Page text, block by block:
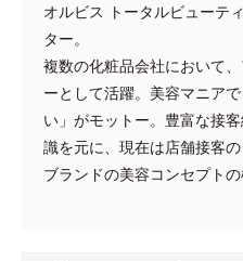
オルビス トータルビューテ
ター。
複数の化粧品会社において
ーとして活躍。美容マニア
い」がモットー。豊富な接
識を元に、現在は店舗接客
ブランドの美容コンセプトの